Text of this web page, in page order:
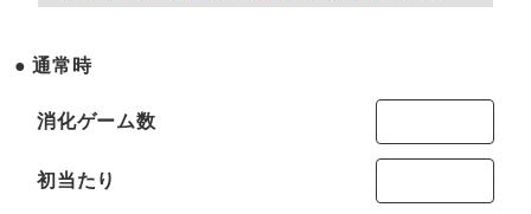
通常時
消化ゲーム数
初当たり